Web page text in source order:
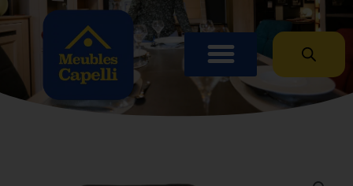
Panneau de gestion des cookies